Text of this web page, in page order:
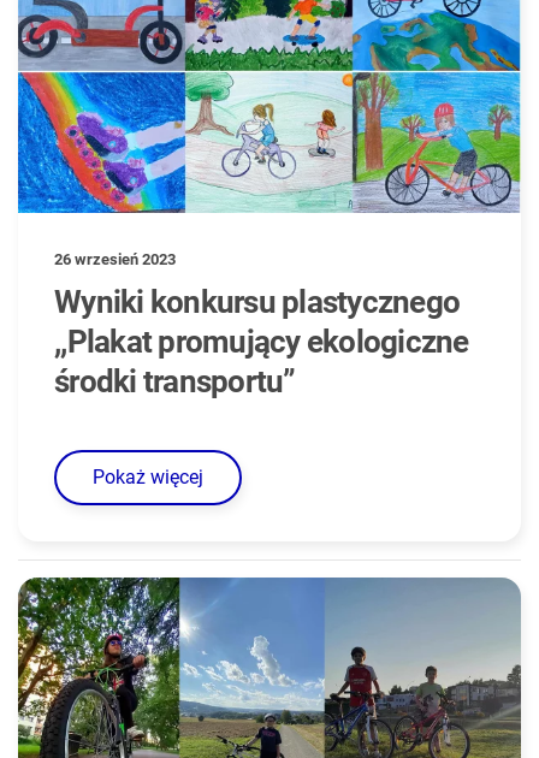
26 wrzesień 2023
Wyniki konkursu plastycznego
,,Plakat promujący ekologiczne
środki transportu”
Pokaż więcej